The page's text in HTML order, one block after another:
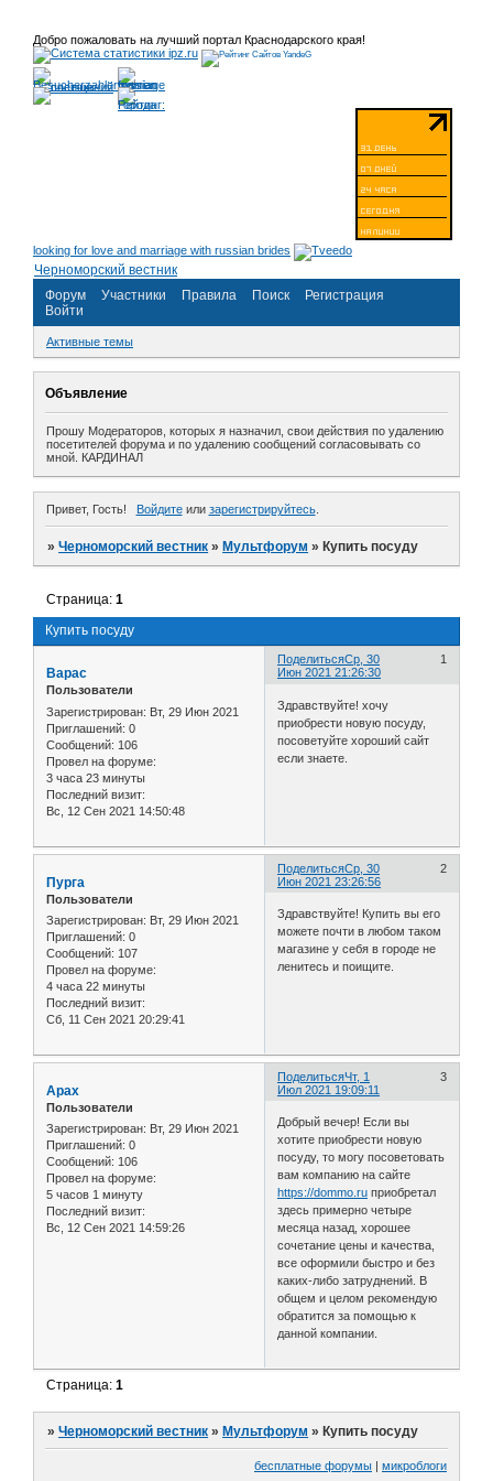
Добро пожаловать на лучший портал Краснодарского края!
looking for love and marriage with russian brides
Черноморский вестник
Форум
Участники Правила Поиск
Регистрация
Войти
Активные темы
Объявление
Прошу Модераторов, которых я назначил, свои действия по удалению
посетителей форума и по удалению сообщений согласовывать со
мной. КАРДИНАЛ
Привет, Гость! Войдитеили зарегистрируйтесь.
»Черноморский вестник » Мультфорум » Купить посуду
Купить посуду
Страница:1
Поделиться 1
Ср, 30
Июн 2021 21:26:30
Варас
Пользователи
Зарегистрирован: Вт, 29 Июн 2021
Приглашений: 0
Сообщений: 106
Провел на форуме:
3 часа 23 минуты
Последний визит:
Вс, 12 Сен 2021 14:50:48
Здравствуйте! хочу
приобрести новую посуду,
посоветуйте хороший сайт
если знаете.
Поделиться 2
Ср, 30
Июн 2021 23:26:56
Пурга
Пользователи
Зарегистрирован: Вт, 29 Июн 2021
Приглашений: 0
Сообщений: 107
Провел на форуме:
4 часа 22 минуты
Последний визит:
Сб, 11 Сен 2021 20:29:41
Здравствуйте! Купить вы его
можете почти в любом таком
магазине у себя в городе не
ленитесь и поищите.
Поделиться 3
Чт, 1
Июл 2021 19:09:11
Арах
Пользователи
Зарегистрирован: Вт, 29 Июн 2021
Приглашений: 0
Сообщений: 106
Провел на форуме:
5 часов 1 минуту
Последний визит:
Вс, 12 Сен 2021 14:59:26
Добрый вечер! Если вы
хотите приобрести новую
посуду, то могу посоветовать
вам компанию на сайте
https://dommo.ru приобретал
здесь примерно четыре
месяца назад, хорошее
сочетание цены и качества,
все оформили быстро и без
каких-либо затруднений. В
общем и целом рекомендую
обратится за помощью к
данной компании.
Страница:1
»Черноморский вестник » Мультфорум » Купить посуду
бесплатные форумы микроблоги